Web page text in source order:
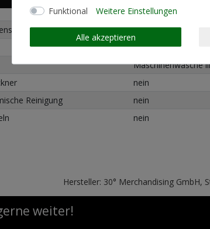
50% Baumwolle -
Standard Fit
Maschinenwäsche
nein
Reinigung
nein
nein
Hersteller: 30° Merchandising GmbH,
weiter!
Funktional Weitere Einstellungen
Alle akzeptieren